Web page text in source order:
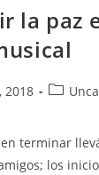
la paz
2018
terminar
los